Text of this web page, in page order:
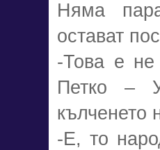
Няма
остават
-Това е
Петко –
кълченето
-Е, то